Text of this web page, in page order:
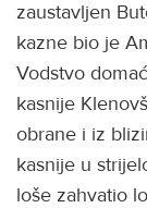
zaustavljen
kazne bio je
Vodstvo
kasnije
obrane i iz
kasnije u
loše zahvatio